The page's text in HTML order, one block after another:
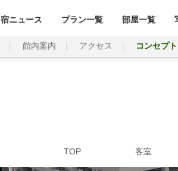
宿ニュース プラン一覧 部屋一覧
館内案内 アクセス コンセプ
TOP 客室